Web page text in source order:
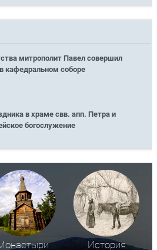
митрополит Павел совершил
кафедральном соборе
в храме свв. апп. Петра и
богослужение
История